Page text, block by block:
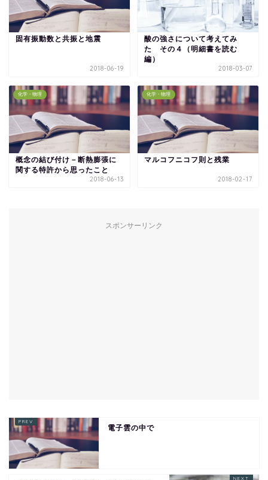
固有振動数と共振と地震
2018-06-19
酸の強さについて考えてみ
た その４（明細書を読む
編）
2018-03-07
化学・物理
概念の結び付け－断熱膨張に
関する特許から思ったこと
2018-06-13
化学・物理
マルコフニコフ則と残業
2018-02-17
スポンサーリンク
電子雲の中で